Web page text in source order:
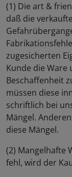
(1) Die art &
daß die
zugesicherten
Kunde die Ware
Beschaffenheit
müssen diese
schriftlich bei
Mängel.
diese Mängel.
(2) Mangelhafte
fehl, wird der